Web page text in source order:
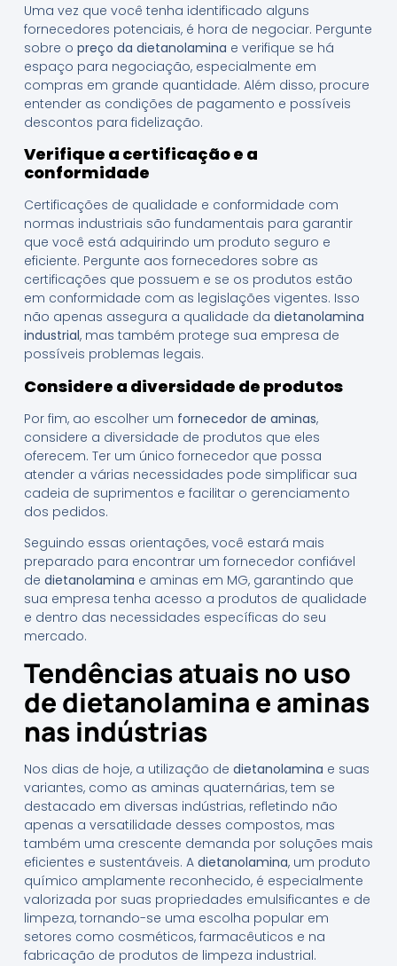
Uma vez que você tenha identificado alguns
fornecedores potenciais, é hora de negociar. Pergunte
sobre o preço da dietanolamina e verifique se há
espaço para negociação, especialmente em
compras em grande quantidade. Além disso, procure
entender as condições de pagamento e possíveis
descontos para fidelização.
Verifique a certificação e a
conformidade
Certificações de qualidade e conformidade com
normas industriais são fundamentais para garantir
que você está adquirindo um produto seguro e
eficiente. Pergunte aos fornecedores sobre as
certificações que possuem e se os produtos estão
em conformidade com as legislações vigentes. Isso
não apenas assegura a qualidade da dietanolamina
industrial, mas também protege sua empresa de
possíveis problemas legais.
Considere a diversidade de produtos
Por fim, ao escolher um fornecedor de aminas,
considere a diversidade de produtos que eles
oferecem. Ter um único fornecedor que possa
atender a várias necessidades pode simplificar sua
cadeia de suprimentos e facilitar o gerenciamento
dos pedidos.
Seguindo essas orientações, você estará mais
preparado para encontrar um fornecedor confiável
de dietanolamina e aminas em MG, garantindo que
sua empresa tenha acesso a produtos de qualidade
e dentro das necessidades específicas do seu
mercado.
Tendências atuais no uso
de dietanolamina e aminas
nas indústrias
Nos dias de hoje, a utilização de dietanolamina e suas
variantes, como as aminas quaternárias, tem se
destacado em diversas indústrias, refletindo não
apenas a versatilidade desses compostos, mas
também uma crescente demanda por soluções mais
eficientes e sustentáveis. A dietanolamina, um produto
químico amplamente reconhecido, é especialmente
valorizada por suas propriedades emulsificantes e de
limpeza, tornando-se uma escolha popular em
setores como cosméticos, farmacêuticos e na
fabricação de produtos de limpeza industrial.